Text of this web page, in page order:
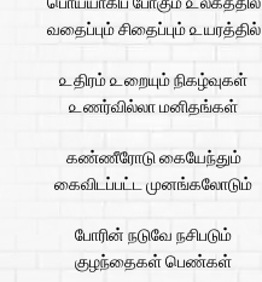
வதைப்பும் சிதைப்பும் ௨யரத்தில்
௨திரம் ௨றையும் நிகழ்வுகள்
௨ணர்வில்லா மனிதங்கள்
கண்ணீரோடு கையேந்தும்
கைவிடப்பட்ட முனங்கலோடும்
போரின் நடுவே நசிபடும்
குழந்தைகள் பெண்கள்